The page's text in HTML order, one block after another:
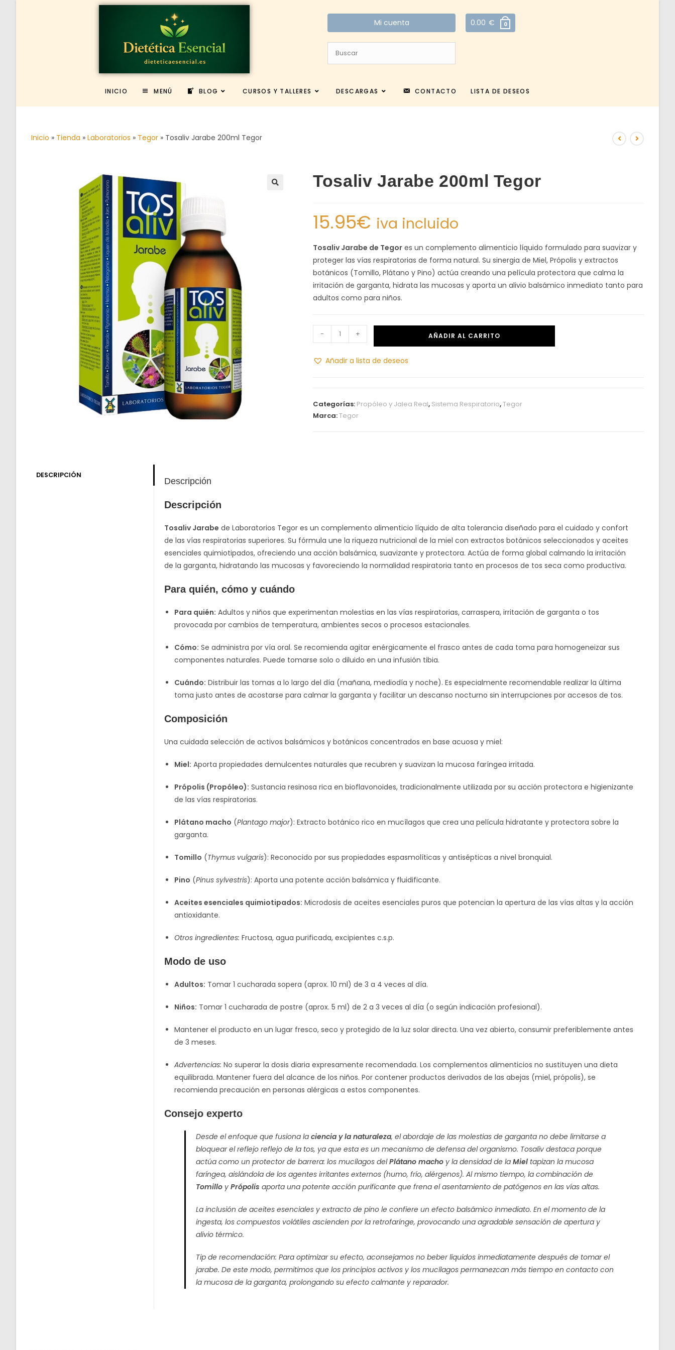
Mi cuenta 0.00 € 0
INICIO MENÚ BLOG CURSOS Y TALLERES DESCARGAS CONTACTO LISTA DE DESEOS
Inicio » Tienda » Laboratorios » Tegor » Tosaliv Jarabe 200ml Tegor
Tosaliv Jarabe 200ml Tegor
15.95€ iva incluido
Tosaliv Jarabe de Tegor es un complemento alimenticio líquido formulado para suavizar y
proteger las vías respiratorias de forma natural. Su sinergia de Miel, Própolis y extractos
botánicos (Tomillo, Plátano y Pino) actúa creando una película protectora que calma la
irritación de garganta, hidrata las mucosas y aporta un alivio balsámico inmediato tanto para
adultos como para niños.
- + AÑADIR AL CARRITO
Añadir a lista de deseos
Categorías: Propóleo y Jalea Real, Sistema Respiratorio,Tegor
Marca:Tegor
DESCRIPCIÓN
Descripción
Descripción
Tosaliv Jarabe de Laboratorios Tegor es un complemento alimenticio líquido de alta tolerancia diseñado para el cuidado y confort
de las vías respiratorias superiores. Su fórmula une la riqueza nutricional de la miel con extractos botánicos seleccionados y aceites
esenciales quimiotipados, ofreciendo una acción balsámica, suavizante y protectora. Actúa de forma global calmando la irritación
de la garganta, hidratando las mucosas y favoreciendo la normalidad respiratoria tanto en procesos de tos seca como productiva.
Para quién, cómo y cuándo
Para quién: Adultos y niños que experimentan molestias en las vías respiratorias, carraspera, irritación de garganta o tos
provocada por cambios de temperatura, ambientes secos o procesos estacionales.
Cómo: Se administra por vía oral. Se recomienda agitar enérgicamente el frasco antes de cada toma para homogeneizar sus
componentes naturales. Puede tomarse solo o diluido en una infusión tibia.
Cuándo: Distribuir las tomas a lo largo del día (mañana, mediodía y noche). Es especialmente recomendable realizar la última
toma justo antes de acostarse para calmar la garganta y facilitar un descanso nocturno sin interrupciones por accesos de tos.
Composición
Una cuidada selección de activos balsámicos y botánicos concentrados en base acuosa y miel:
Miel: Aporta propiedades demulcentes naturales que recubren y suavizan la mucosa faríngea irritada.
Própolis (Propóleo): Sustancia resinosa rica en bioflavonoides, tradicionalmente utilizada por su acción protectora e higienizante
de las vías respiratorias.
Plátano macho (Plantago major): Extracto botánico rico en mucílagos que crea una película hidratante y protectora sobre la
garganta.
Tomillo (Thymus vulgaris): Reconocido por sus propiedades espasmolíticas y antisépticas a nivel bronquial.
Pino (Pinus sylvestris): Aporta una potente acción balsámica y fluidificante.
Aceites esenciales quimiotipados: Microdosis de aceites esenciales puros que potencian la apertura de las vías altas y la acción
antioxidante.
Otros ingredientes: Fructosa, agua purificada, excipientes c.s.p.
Modo de uso
Adultos: Tomar 1 cucharada sopera (aprox. 10 ml) de 3 a 4 veces al día.
Niños: Tomar 1 cucharada de postre (aprox. 5 ml) de 2 a 3 veces al día (o según indicación profesional).
Mantener el producto en un lugar fresco, seco y protegido de la luz solar directa. Una vez abierto, consumir preferiblemente antes
de 3 meses.
Advertencias: No superar la dosis diaria expresamente recomendada. Los complementos alimenticios no sustituyen una dieta
equilibrada. Mantener fuera del alcance de los niños. Por contener productos derivados de las abejas (miel, própolis), se
recomienda precaución en personas alérgicas a estos componentes.
Consejo experto
Desde el enfoque que fusiona la ciencia y la naturaleza, el abordaje de las molestias de garganta no debe limitarse a
bloquear el reflejo reflejo de la tos, ya que esta es un mecanismo de defensa del organismo. Tosaliv destaca porque
actúa como un protector de barrera: los mucílagos delPlátano macho y la densidad de la Miel tapizan la mucosa
faríngea, aislándola de los agentes irritantes externos (humo, frío, alérgenos). Al mismo tiempo, la combinación de
Tomillo y Própolis aporta una potente acción purificante que frena el asentamiento de patógenos en las vías altas.
La inclusión de aceites esenciales y extracto de pino le confiere un efecto balsámico inmediato. En el momento de la
ingesta, los compuestos volátiles ascienden por la retrofaringe, provocando una agradable sensación de apertura y
alivio térmico.
Tip de recomendación: Para optimizar su efecto, aconsejamos no beber líquidos inmediatamente después de tomar el
jarabe. De este modo, permitimos que los principios activos y los mucílagos permanezcan más tiempo en contacto con
la mucosa de la garganta, prolongando su efecto calmante y reparador.